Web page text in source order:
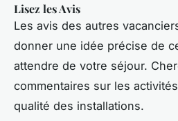
Lisez les Avis
Les avis des autres
donner une idée précise de
attendre de votre séjour.
commentaires sur les
qualité des installations.